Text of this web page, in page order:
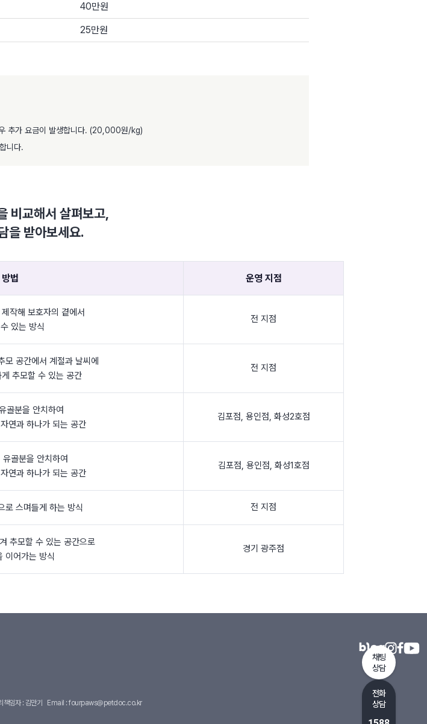
40만원
25만원
추가 요금이 발생합니다. (20,000원/kg)
니다.
비교해서 살펴보고,
을 받아보세요.
법 운영 지점
작해 보호자의 곁에서
있는 방식
전 지점
모 공간에서 계절과 날씨에
추모할 수 있는 공간
전 지점
골분을 안치하여
연과 하나가 되는 공간
김포점, 용인점, 화성2호점
골분을 안치하여
연과 하나가 되는 공간
김포점, 용인점, 화성1호점
로 스며들게 하는 방식 전 지점
추모할 수 있는 공간으로
이어가는 방식
경기 광주점
책임자 : 김만기 Email : fourpaws@petdoc.co.kr
채팅
상담
전화
상담